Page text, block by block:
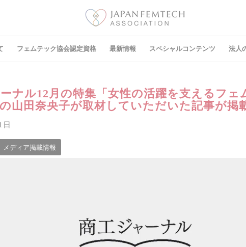
フェムテック協会認定資格 最新情報 スペシャルコンテンツ 法⼈
ナル12月の特集「女性の活躍を支えるフェ
山田奈央子が取材していただいた記事が掲
メディア掲載情報